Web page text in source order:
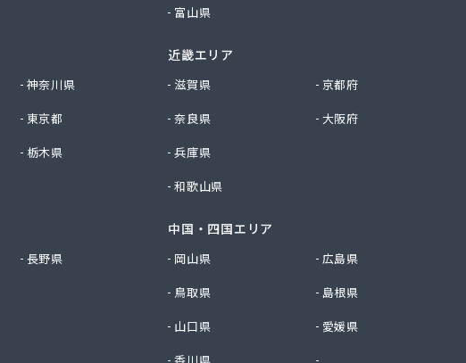
神奈川県
東京都
栃木県
長野県
富山県
近畿エリア
滋賀県
京都府
奈良県
大阪府
兵庫県
和歌山県
中国・四国エリア
岡山県
広島県
鳥取県
島根県
山口県
愛媛県